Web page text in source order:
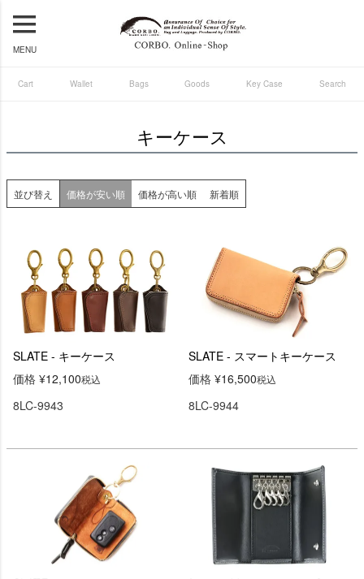
MENU
Cart Wallet Bags Goods Key Case Search
キーケース
並び替え 価格が安い順 価格が高い順 新着順
SLATE - キーケース
価格 ¥12,100税込
8LC-9943
SLATE - スマートキーケース
価格 ¥16,500税込
8LC-9944